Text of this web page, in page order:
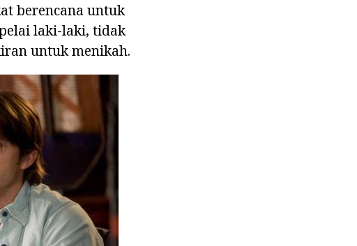
berencana untuk
laki-laki, tidak
untuk menikah.